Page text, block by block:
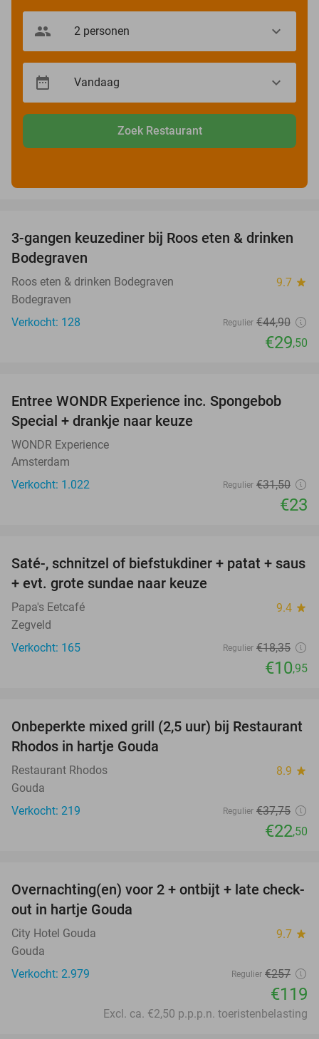
Zoek Restaurant
34%
3-gangen keuzediner bij Roos eten & drinken
Bodegraven
Roos eten & drinken Bodegraven 9.7 star
Bodegraven
Verkocht: 128
Regulier €44,90
€29,50
27%
Entree WONDR Experience inc. Spongebob
Special + drankje naar keuze
WONDR Experience
Amsterdam
Verkocht: 1.022
Regulier €31,50
€23
40%
Saté-, schnitzel of biefstukdiner + patat + saus
+ evt. grote sundae naar keuze
Papa's Eetcafé 9.4 star
Zegveld
Verkocht: 165
Regulier €18,35
€10,95
40%
Onbeperkte mixed grill (2,5 uur) bij Restaurant
Rhodos in hartje Gouda
Restaurant Rhodos 8.9 star
Gouda
Verkocht: 219
Regulier €37,75
€22,50
54%
Overnachting(en) voor 2 + ontbijt + late check-
out in hartje Gouda
City Hotel Gouda 9.7 star
Gouda
Verkocht: 2.979
Regulier €257
€119
Excl. ca. €2,50 p.p.p.n. toeristenbelasting